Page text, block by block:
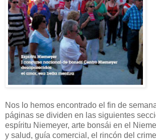
Nos lo hemos encontrado el fin de
páginas se dividen en las siguientes
espíritu Niemeyer, arte bonsái en el
y salud, guía comercial, el rincón del